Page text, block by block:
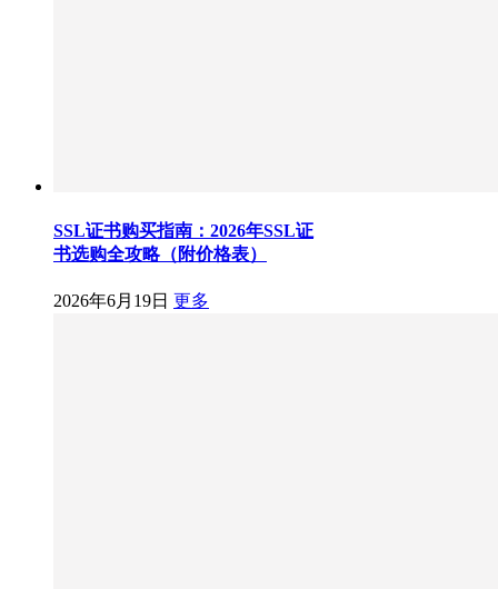
SSL证书购买指南：2026年SSL证
书选购全攻略（附价格表）
2026年6月19日 更多